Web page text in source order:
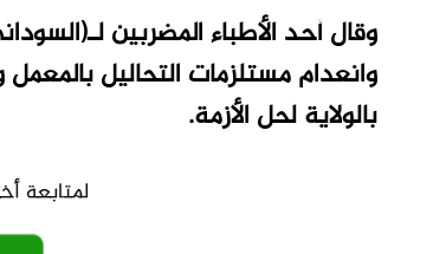
وقال أحد الأطباء المضربين
وانعدام مستلزمات التحاليل
بالولاية لحل الأزمة.